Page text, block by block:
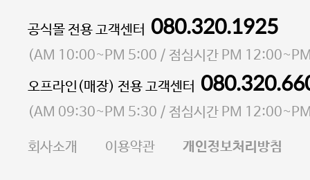
대표 이성현,박영환| 개인정보관리책임자 김상현
소재지 서울특별시 마포구 마포대로4다길 41 마포
통신판매업 신고번호 2023-서울마포-3931호
사업자등록번호 105-81-58242
E-MAIL goodpeople@gpin.co.kr
공식몰 전용 고객센터 080.320.1925
(AM 10:00~PM 5:00 / 점심시간 PM
오프라인(매장) 전용 고객센터
(AM 09:30~PM 5:30 / 점심시간 PM
회사소개 이용약관 개인정보처리방침